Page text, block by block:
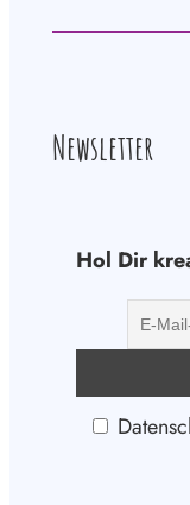
Newsletter
Hol Dir